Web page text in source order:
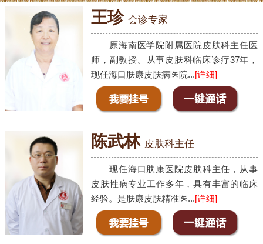
王珍 会诊专家
原海南医学院附属医院皮肤科主任医
师，副教授。从事皮肤科临床诊疗37年，
现任海口肤康皮肤病医院...[详细]
陈武林 皮肤科主任
现任海口肤康医院皮肤科主任，从事
皮肤性病专业工作多年，具有丰富的临床
经验。是肤康皮肤精准医...[详细]